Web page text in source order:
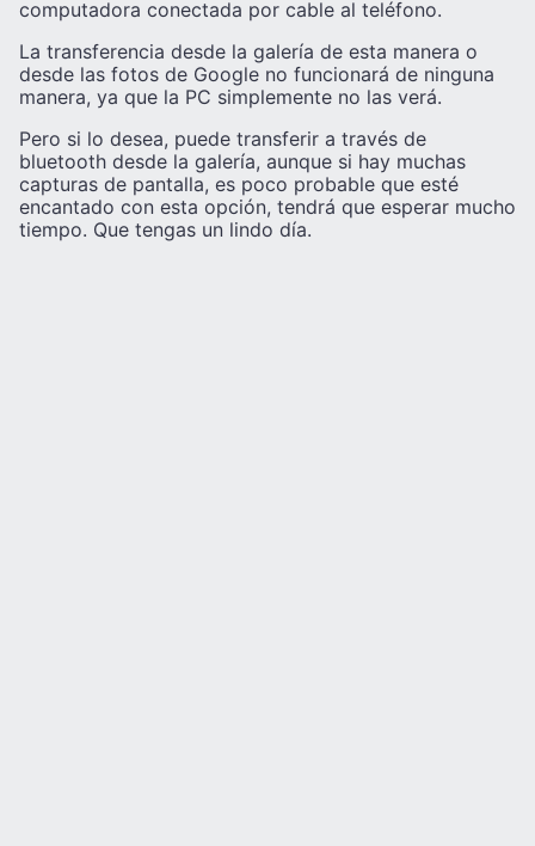
computadora conectada por cable al teléfono.
La transferencia desde la galería de esta manera o
desde las fotos de Google no funcionará de ninguna
manera, ya que la PC simplemente no las verá.
Pero si lo desea, puede transferir a través de
bluetooth desde la galería, aunque si hay muchas
capturas de pantalla, es poco probable que esté
encantado con esta opción, tendrá que esperar mucho
tiempo. Que tengas un lindo día.